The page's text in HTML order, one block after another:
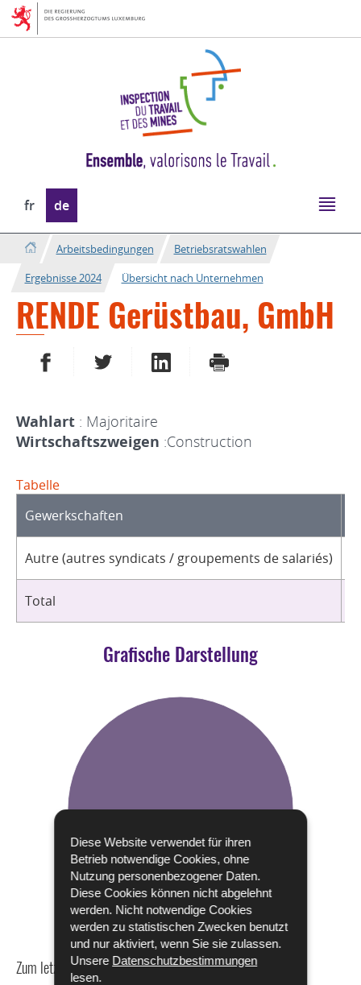
Diese Website verwendet für ihren
Betrieb notwendige Cookies, ohne
Nutzung personenbezogener Daten.
Diese Cookies können nicht abgelehnt
werden. Nicht notwendige Cookies
werden zu statistischen Zwecken benutzt
und nur aktiviert, wenn Sie sie zulassen.
Unsere Datenschutzbestimmungen
lesen.
Zur
Navigation
Zum
Inhalt
Sprache
wechseln
fr de
Arbeitsbedingungen
Betriebsratswahlen
Ergebnisse 2024
Übersicht nach Unternehmen
RENDE Gerüstbau, GmbH
AUF FACEBOOK TEILENAUF TWITTER TEILENAUF LINKEDIN TEILEN
DRUCKEN
Wahlart : Majoritaire
Wirtschaftszweigen :Construction
Tabelle
Gewerkschaften
Autre (autres syndicats / groupements de salariés)
Total
Grafische Darstellung
Zum letzten Mal aktualisiert am24/04/2024